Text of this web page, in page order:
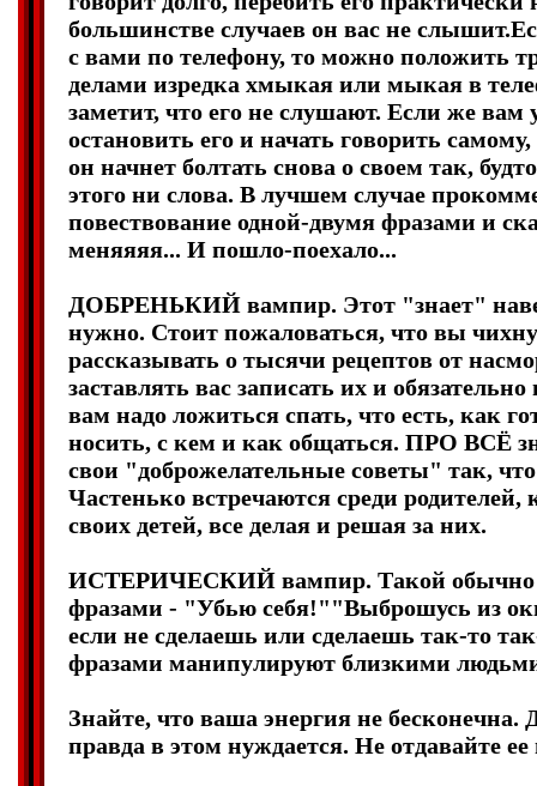
большинстве случаев он вас не
с вами по телефону, то можно положить
делами изредка хмыкая или мыкая в
заметит, что его не слушают. Если же вам
остановить его и начать говорить
он начнет болтать снова о своем так,
этого ни слова. В лучшем случае
повествование одной-двумя фразами и
меняяяя... И пошло-поехало...
ДОБРЕНЬКИЙ вампир. Этот "знает"
нужно. Стоит пожаловаться, что вы
рассказывать о тысячи рецептов от
заставлять вас записать их и
вам надо ложиться спать, что есть, как
носить, с кем и как общаться. ПРО ВСЁ
свои "доброжелательные советы" так,
Частенько встречаются среди родителей,
своих детей, все делая и решая за них.
ИСТЕРИЧЕСКИЙ вампир. Такой обычно
фразами - "Убью себя!""Выброшусь из
если не сделаешь или сделаешь так-то
фразами манипулируют близкими
Знайте, что ваша энергия не бесконечна.
правда в этом нуждается. Не отдавайте